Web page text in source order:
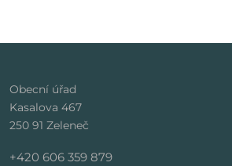
Obecní úřad
Kasalova 467
250 91 Zeleneč
+420 606 359 879